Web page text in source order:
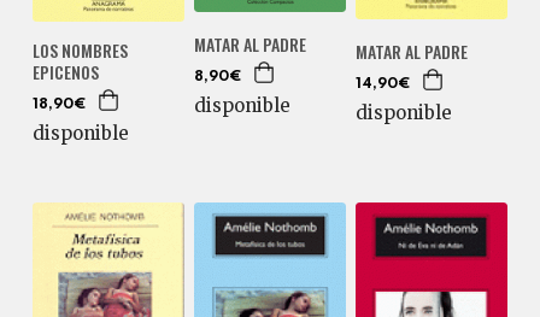
LOS NOMBRES
EPICENOS
18,90€
disponible
MATAR AL PADRE
8,90€
disponible
MATAR AL PADRE
14,90€
disponible